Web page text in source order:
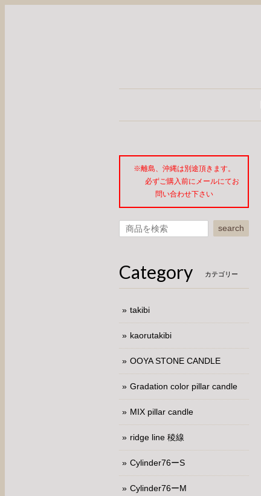
※離島、沖縄は別途頂きます。
必ずご購入前にメールにてお
問い合わせ下さい
search
Category カテゴリー
takibi
kaorutakibi
OOYA STONE CANDLE
Gradation color pillar candle
MIX pillar candle
ridge line 稜線
Cylinder76ーS
Cylinder76ーM